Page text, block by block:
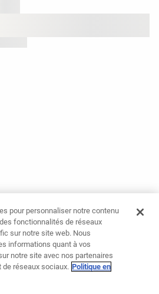
pour personnaliser notre contenu
fonctionnalités de réseaux
sur notre site web. Nous
informations quant à vos
notre site avec nos partenaires
de réseaux sociaux. Politique en